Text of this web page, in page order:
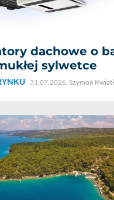
dachowe o
sylwetce
31.07.2026, Szymon